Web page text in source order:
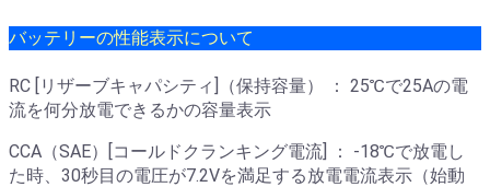
バッテリーの性能表示について
RC [リザーブキャパシティ]（保持容量） ： 25℃で25Aの電
流を何分放電できるかの容量表示
CCA（SAE）[コールドクランキング電流] ： -18℃で放電し
た時、30秒目の電圧が7.2Vを満足する放電電流表示（始動